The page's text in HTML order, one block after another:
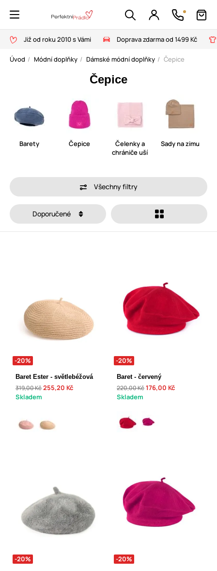
Již od roku 2010 s Vámi Doprava zdarma od 1499 Kč
Úvod Módní doplňky Dámské módní doplňky Čepice
Čepice
Barety Čepice
Čelenky a
chrániče uší
Sady na zimu
Všechny filtry
Doporučené
-20%
Baret Ester - světlebéžová
319,00 Kč255,20 Kč
Skladem
-20%
Baret - červený
220,00 Kč176,00 Kč
Skladem
-20% -20%